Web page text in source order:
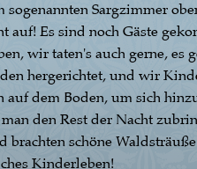
Sargzimmer
auf! Es sind noch Gäste
wir taten's auch gerne,
hergerichtet, und wir
auf dem Boden, um sich
den Rest der Nacht
brachten schöne
Kinderleben!